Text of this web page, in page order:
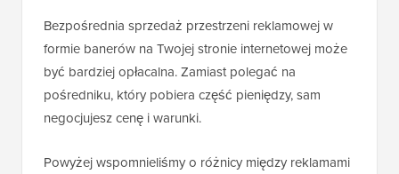
Bezpośrednia sprzedaż przestrzeni reklamowej w
formie banerów na Twojej stronie internetowej może
być bardziej opłacalna. Zamiast polegać na
pośredniku, który pobiera część pieniędzy, sam
negocjujesz cenę i warunki.
Powyżej wspomnieliśmy o różnicy między reklamami